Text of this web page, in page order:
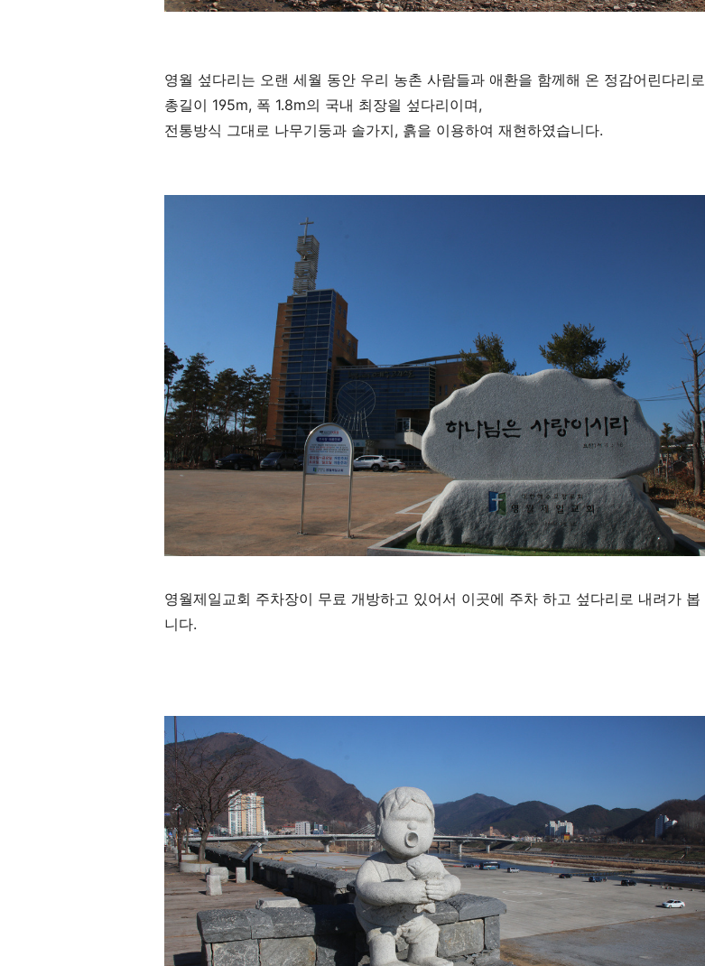
영월 섶다리는 오랜 세월 동안 우리 농촌 사람들과 애환을 함께해 온 정감어린다리로
총길이 195m, 폭 1.8m의 국내 최장읠 섶다리이며,
전통방식 그대로 나무기둥과 솔가지, 흙을 이용하여 재현하였습니다.
영월제일교회 주차장이 무료 개방하고 있어서 이곳에 주차 하고 섶다리로 내려가 봅
니다.